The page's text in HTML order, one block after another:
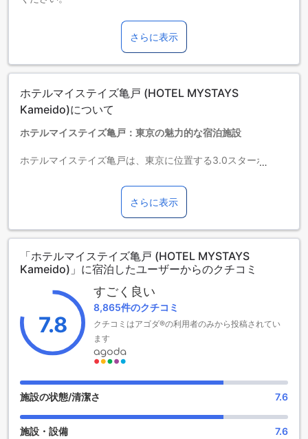
宿泊税が現地宿泊施設にて徴収されますのでご了承くださ
【お子さまの宿泊】12歳以下のお子様は、横幅120cm以上の
ベッド1台につき1名まで添寝無料です。一部客室は適用外で
【お子さまの朝食】お子さまの朝食は有料です。詳細は宿泊
施設へ直接お問い合わせください。
連泊中のルームクリーニングはございませんので、予めご了
にご確認下さいませ。
【清掃】連泊時に清掃は別途料金が発生します。
【ご注意】キャンセルポリシーはプラン毎に異なります。各
プランの詳細をご確認ください。
必要となります。
駐車料金は1台1泊1630円となります。
駐車場は台数・サイズ制限がございます。
電話での完全予約制のため、事前にホテルまでご連絡くださ
エキストラベッドの追加可否は、ルームタイプにより異なり
ます。各ルームタイプ欄の記載をお確かめください。ルーム
タイプの欄にエキストラベッド追加のオプションが提示され
ていない場合は、エキストラベッドの追加はできません。
追加料金が適用されることがありますのでご了承ください。
さらに表示
ホテルマイステイズ亀戸 (HOTEL MYSTAYS
Kameido)について
ホテルマイステイズ亀戸：東京の魅力的な宿泊施設
ホテルマイステイズ亀戸は、東京に位置する3.0スターホテル
が漂っています。空港までの所要時間は70分で、便利な立地
条件が魅力の一つです。チェックアウトは午前11時まで可能
で、ゆったりとした時間を過ごすことができます。ホテルに
は440室の客室があり、快適な滞在をお楽しみいただけま
す。チェックインは午後3時から可能ですが、お子様の宿泊に
関しては追加料金が発生する場合がありますので、ご了承く
ださい。
リラックスとエンターテイメントを楽しむホテルマイステイ
ホテルマイステイズ亀戸では、お客様がリラックスとエンタ
ーテイメントを満喫できるさまざまな施設を提供していま
す。まずは、マッサージ施設がお待ちしております。疲れた
体を癒すために、プロのマッサージ師が技術と知識を駆使し
てお客様を癒やしてくれます。心地よい音楽と香りに包まれ
とができます。
さらに、ホテル内にはエンターテイメント施設も充実してい
さらに表示
「ホテルマイステイズ亀戸 (HOTEL MYSTAYS
Kameido)」に宿泊したユーザーからのクチコミ
7.8
すごく良い
8,865件のクチコミ
クチコミはアゴダ®の利用者のみから投稿されてい
ます
施設の状態/清潔さ 7.6
施設・設備 7.6